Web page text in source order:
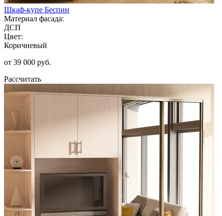
Шкаф-купе Беспин
Материал фасада:
ДСП
Цвет:
Коричневый
от 39 000 руб.
Рассчитать